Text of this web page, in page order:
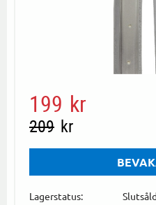
Nedsatt pris:
199 kr
Ordinarie pris:
209 kr
Lagerstatus